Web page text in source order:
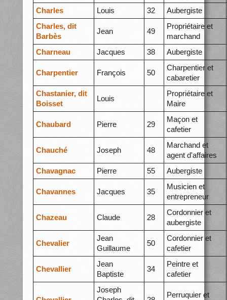
Charles
Louis 32
Aubergiste
Charles, dit
Barbès
Jean 49
Propriétaire et
marchand
Charneau
Jacques 38 Aubergiste
Charpentier François 50
Charpentier et
cabaretier
Chastanier, dit
Boisset
Louis
Propriétaire et
Maire
Chaubard Pierre 29
Maçon et
cafetier
Chauché Joseph 48
Marchand et
agent d'affaires
Chavagnac
Pierre 55 Aubergiste
Chavannes Jacques 35
Musicien et
entrepreneur
Chazeau Claude 28
Cordonnier et
aubergiste
Chevalier
Jean
Guillaume
50
Cordonnier et
cafetier
Chevallier
Jean
Baptiste
34
Peintre et
cafetier
Joseph
Perruquier et